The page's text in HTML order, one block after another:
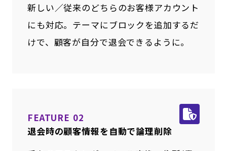
新しい／従来のどちらのお客様アカウント
にも対応。テーマにブロックを追加するだ
けで、顧客が自分で退会できるように。
FEATURE 02
退会時の顧客情報を自動で論理削除